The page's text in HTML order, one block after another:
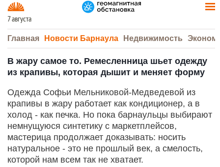
7 августа
Главная Новости Барнаула Недвижимость
В жару самое то. Ремесленница шьет одежду
из крапивы, которая дышит и меняет форму
Одежда Софьи Мельниковой-Медведевой из
крапивы в жару работает как кондиционер, а в
холод - как печка. Но пока барнаульцы выбирают
немнущуюся синтетику с маркетплейсов,
мастерица продолжает доказывать: носить
натуральное - это не прошлый век, а смелость,
которой нам всем так не хватает.